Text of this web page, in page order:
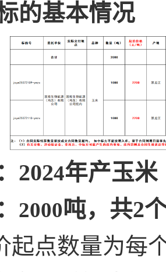
的基本情况
2024年产玉米
2000吨， 共2
起点数量为每